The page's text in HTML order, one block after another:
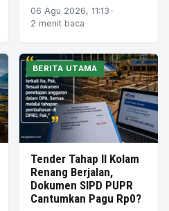
06 Agu 2026, 11:13 •
2 menit baca
BERITA UTAMA
Tender Tahap II Kolam
Renang Berjalan,
Dokumen SIPD PUPR
Cantumkan Pagu Rp0?